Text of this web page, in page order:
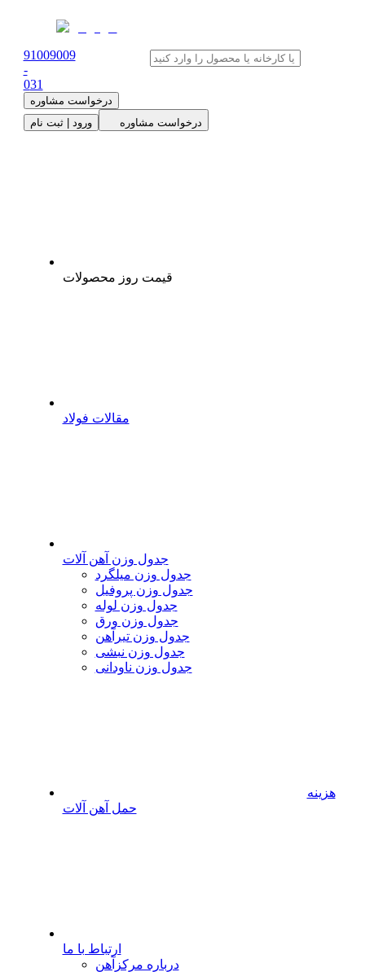
91009009
-
031
درخواست مشاوره
ورود | ثبت نام
درخواست مشاوره
قیمت روز محصولات
مقالات فولاد
جدول وزن آهن آلات
جدول وزن میلگرد
جدول وزن پروفیل
جدول وزن لوله
جدول وزن ورق
جدول وزن تیرآهن
جدول وزن نبشی
جدول وزن ناودانی
هزینه
حمل آهن آلات
ارتباط با ما
درباره مرکزآهن